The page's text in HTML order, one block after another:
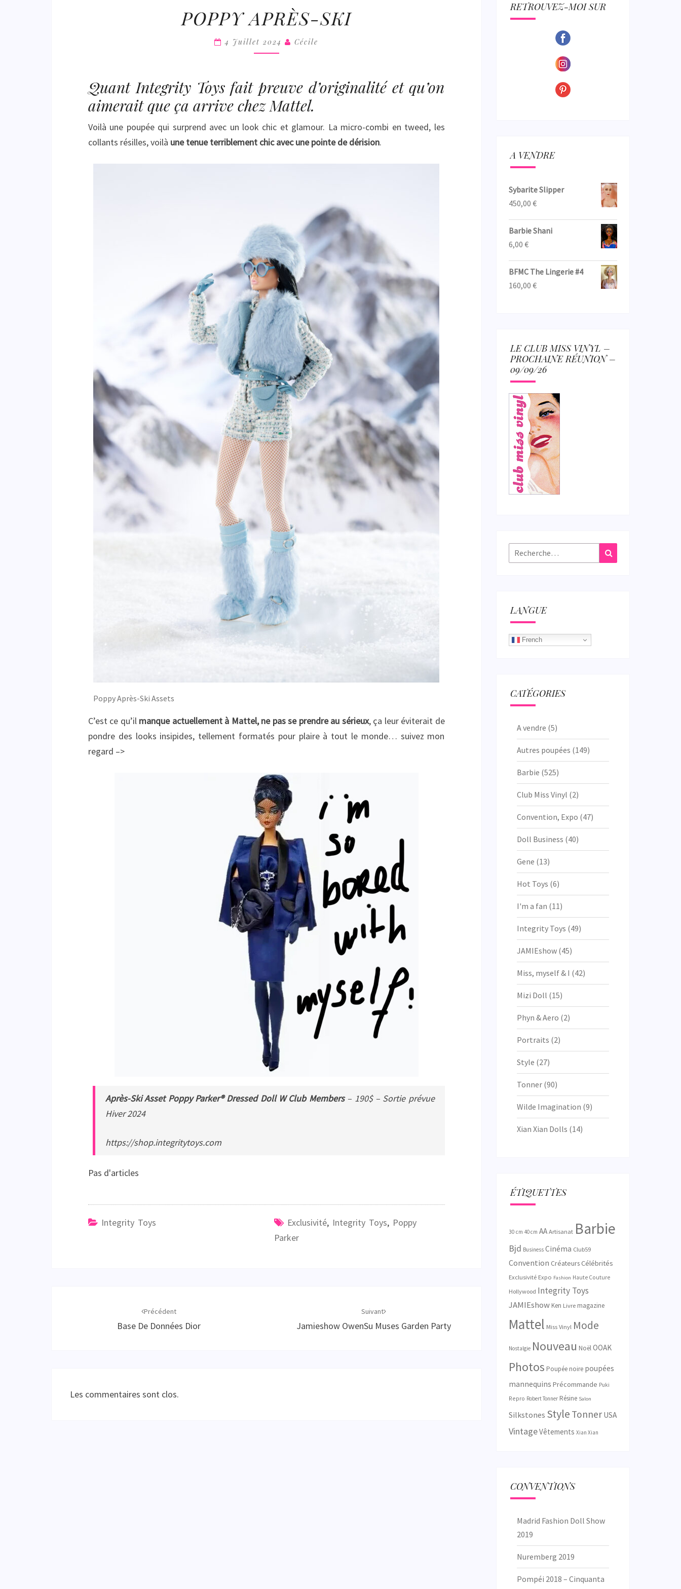
COLLECTION
APRÈS-
POPPY APRÈS-SKI
4 Juillet 2024 Cécile
Quant Integrity Toys fait preuve d’originalité et qu’on
aimerait que ça arrive chez Mattel.
Voilà une poupée qui surprend avec un look chic et glamour. La micro-combi en tweed, les
collants résilles, voilà une tenue terriblement chic avec une pointe de dérision.
Poppy Après-Ski Assets
C’est ce qu’il manque actuellement à Mattel, ne pas se prendre au sérieux, ça leur éviterait de
pondre des looks insipides, tellement formatés pour plaire à tout le monde… suivez mon
regard –>
Après-Ski Asset Poppy Parker® Dressed Doll W Club Members– 190$ – Sortie prévue
Hiver 2024
https://shop.integritytoys.com
Pas d'articles
Integrity Toys Exclusivité, Integrity Toys, Poppy
Parker
Précédent
Base De Données Dior
Suivant
Jamieshow OwenSu Muses Garden Party
Les commentaires sont clos.
RETROUVEZ-MOI SUR
A VENDRE
Sybarite Slipper
450,00 €
Barbie Shani
6,00 €
BFMC The Lingerie #4
160,00 €
LE CLUB MISS VINYL –
PROCHAINE RÉUNION –
09/09/26
Rechercher :
LANGUE
French
CATÉGORIES
A vendre (5)
Autres poupées (149)
Barbie (525)
Club Miss Vinyl (2)
Convention, Expo (47)
Doll Business (40)
Gene (13)
Hot Toys (6)
I'm a fan (11)
Integrity Toys (49)
JAMIEshow(45)
Miss, myself & I (42)
Mizi Doll (15)
Phyn & Aero (2)
Portraits (2)
Style (27)
Tonner(90)
Wilde Imagination (9)
Xian Xian Dolls (14)
ÉTIQUETTES
30 cm 40 cm AA Artisanat Barbie
Bjd Business Cinéma Club59
Convention CréateursCélébrités
Exclusivité Expo Fashion Haute Couture
Hollywood Integrity Toys
JAMIEshow Ken Livre magazine
Mattel Miss Vinyl Mode
Nostalgie Nouveau Noël OOAK
Photos Poupée noire poupées
mannequins Précommande Puki
Repro Robert Tonner Résine Salon
Silkstones Style Tonner USA
VintageVêtements Xian Xian
CONVENTIONS
Madrid Fashion Doll Show
2019
Nuremberg 2019
Pompéi 2018 – Cinquanta